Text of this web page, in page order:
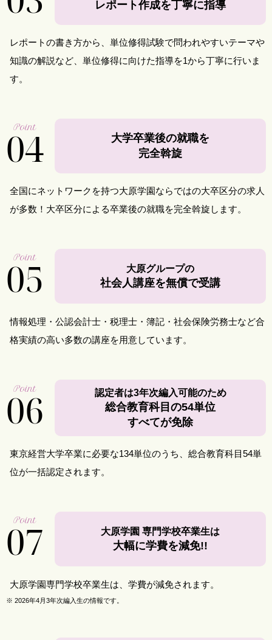
レポート作成を丁寧に指導
レポートの書き方から、単位修得試験で問われやすいテーマや
知識の解説など、単位修得に向けた指導を1から丁寧に行いま
す。
Point
04
大学卒業後の就職を
完全斡旋
全国にネットワークを持つ大原学園ならではの大卒区分の求人
が多数！大卒区分による卒業後の就職を完全斡旋します。
Point
05 大原グループの
社会人講座を無償で受講
情報処理・公認会計士・税理士・簿記・社会保険労務士など合
格実績の高い多数の講座を用意しています。
Point
06 認定者は3年次編入可能のため
総合教育科目の54単位
すべてが免除
東京経営大学卒業に必要な134単位のうち、総合教育科目54単
位が一括認定されます。
Point
07 大原学園 専門学校卒業生は
大幅に学費を減免!!
大原学園専門学校卒業生は、学費が減免されます。
※ 2026年4月3年次編入生の情報です。